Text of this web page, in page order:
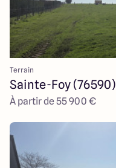
Terrain
Sainte-Foy (76590)
À partir de 55 900 €